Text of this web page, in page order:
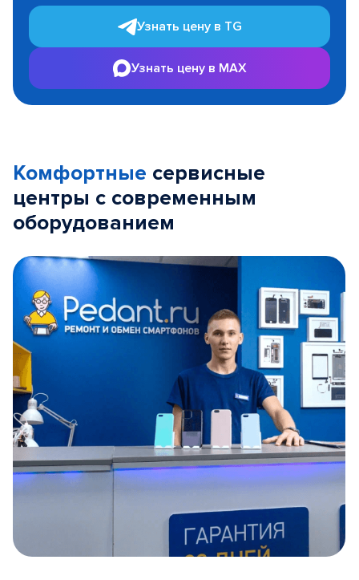
Узнать цену в TG
Узнать цену в MAX
Комфортные сервисные
центры с современным
оборудованием